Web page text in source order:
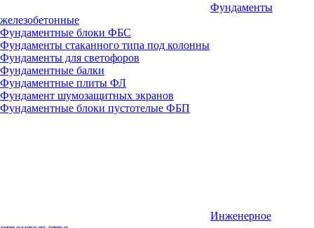
Фундаменты
железобетонные
Фундаментные блоки ФБС
Фундаменты стаканного типа под колонны
Фундаменты для светофоров
Фундаментные балки
Фундаментные плиты ФЛ
Фундамент шумозащитных экранов
Фундаментные блоки пустотелые ФБП
Инженерное